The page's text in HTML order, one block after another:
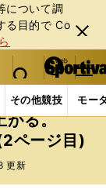
について調
る⽬的で Co
閉じ
る
web Sportiva (webスポルティーバ)
検索
マイペ
ー
ジ
メニュ
その他競技 モー
海外サッカー
がる。
ページ目)
更新